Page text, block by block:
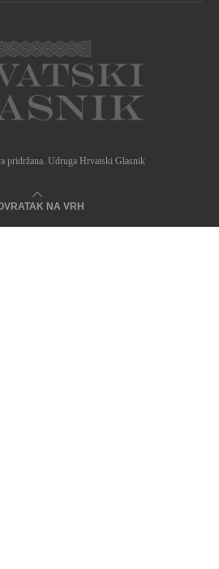
pridržana. Udruga Hrvatski Glasnik
NA VRH